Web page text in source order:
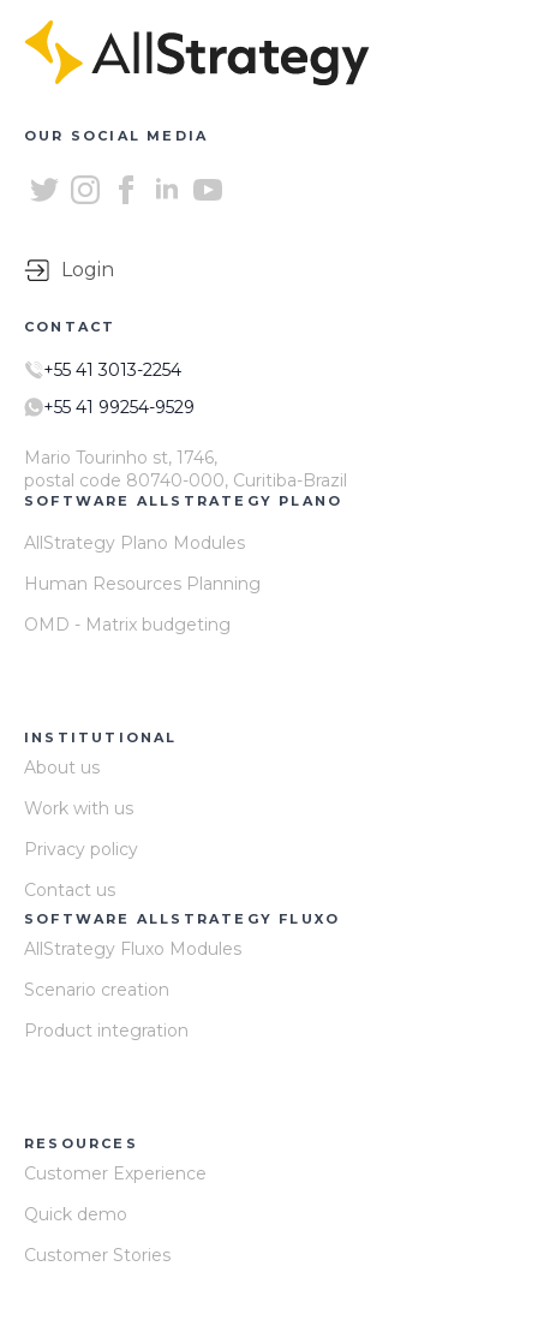
OUR SOCIAL MEDIA
Login
CONTACT
+55 41 3013-2254
+55 41 99254-9529
Mario Tourinho st, 1746,
postal code 80740-000, Curitiba-Brazil
SOFTWARE ALLSTRATEGY PLANO
AllStrategy Plano Modules
Human Resources Planning
OMD - Matrix budgeting
INSTITUTIONAL
About us
Work with us
Privacy policy
Contact us
SOFTWARE ALLSTRATEGY FLUXO
AllStrategy Fluxo Modules
Scenario creation
Product integration
RESOURCES
Customer Experience
Quick demo
Customer Stories